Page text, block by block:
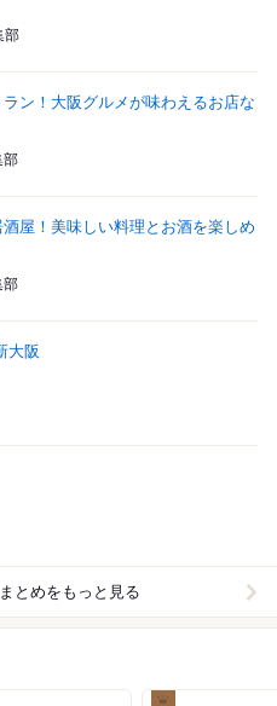
部
ン！大阪グルメが味わえるお店な
部
屋！美味しい料理とお酒を楽しめ
部
大阪
とめをもっと見る